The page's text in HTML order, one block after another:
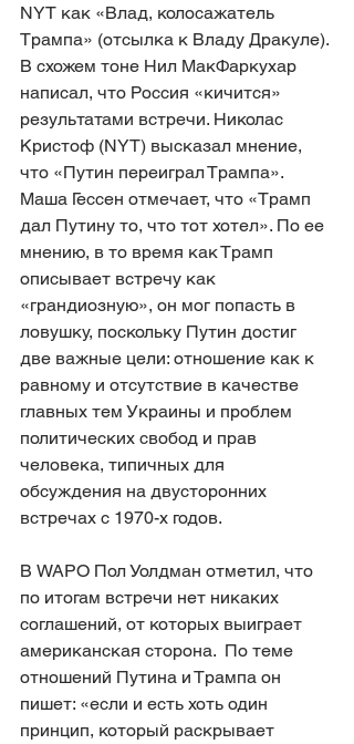
NYT как «Влад, колосажатель
Трампа» (отсылка к Владу Дракуле).
В схожем тоне Нил МакФаркухар
написал, что Россия «кичится»
результатами встречи. Николас
Кристоф (NYT) высказал мнение,
что «Путин переиграл Трампа».
Маша Гессен отмечает, что «Трамп
дал Путину то, что тот хотел». По ее
мнению, в то время как Трамп
описывает встречу как
«грандиозную», он мог попасть в
ловушку, поскольку Путин достиг
две важные цели: отношение как к
равному и отсутствие в качестве
главных тем Украины и проблем
политических свобод и прав
человека, типичных для
обсуждения на двусторонних
встречах с 1970-х годов.
В WAPO Пол Уолдман отметил, что
по итогам встречи нет никаких
соглашений, от которых выиграет
американская сторона.  По теме
отношений Путина и Трампа он
пишет: «если и есть хоть один
принцип, который раскрывает